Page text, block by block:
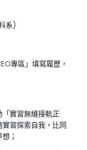
系)
專區」填寫履歷，
實習無縫接軌正
習探索自我，比同
；